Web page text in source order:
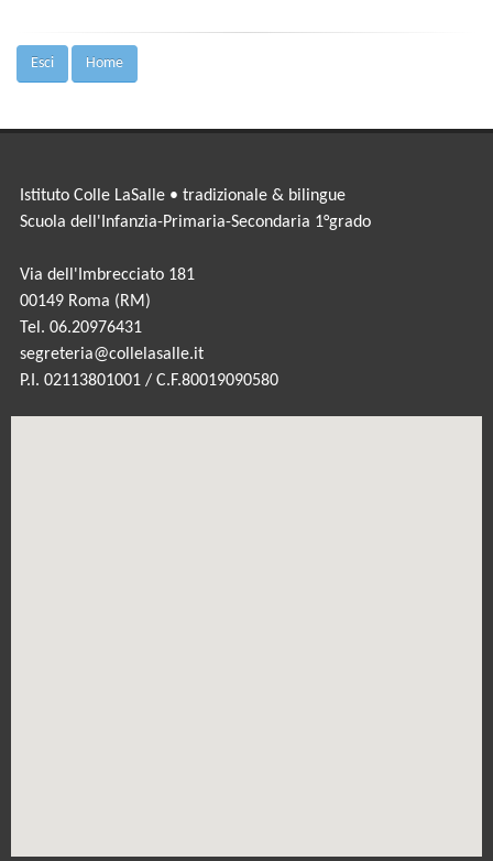
Esci Home
Istituto Colle LaSalle • tradizionale & bilingue
Scuola dell'Infanzia-Primaria-Secondaria 1°grado
Via dell'Imbrecciato 181
00149 Roma (RM)
Tel. 06.20976431
segreteria@collelasalle.it
P.I. 02113801001 / C.F.80019090580